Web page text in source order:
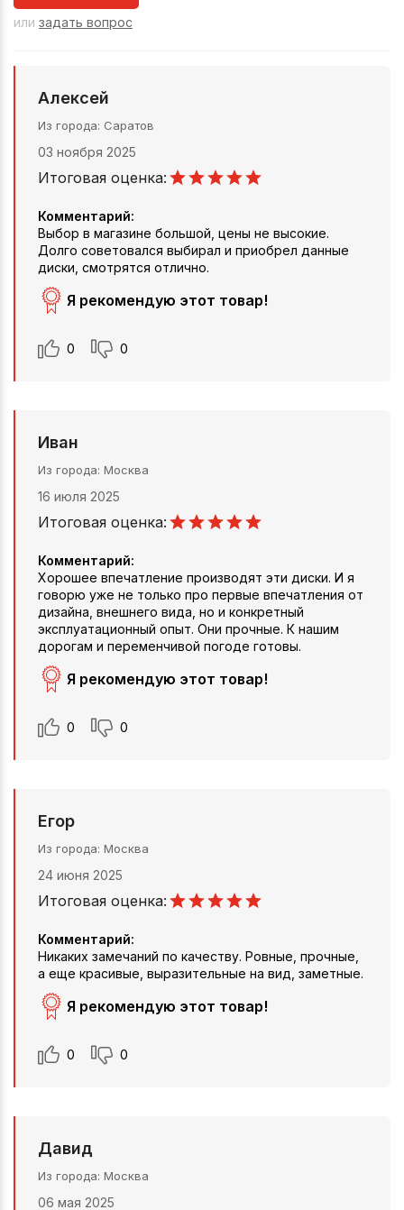
или задать вопрос
Алексей
Из города Саратов
03 ноября 2025
Итоговая оценка:
Комментарий:
Выбор в магазине большой, цены не высокие.
Долго советовался выбирал и приобрел данные
диски, смотрятся отлично.
Я рекомендую этот товар!
0 0
Иван
Из города Москва
16 июля 2025
Итоговая оценка:
Комментарий:
Хорошее впечатление производят эти диски. И я
говорю уже не только про первые впечатления от
дизайна, внешнего вида, но и конкретный
эксплуатационный опыт. Они прочные. К нашим
дорогам и переменчивой погоде готовы.
Я рекомендую этот товар!
0 0
Егор
Из города Москва
24 июня 2025
Итоговая оценка:
Комментарий:
Никаких замечаний по качеству. Ровные, прочные,
а еще красивые, выразительные на вид, заметные.
Я рекомендую этот товар!
0 0
Давид
Из города Москва
06 мая 2025